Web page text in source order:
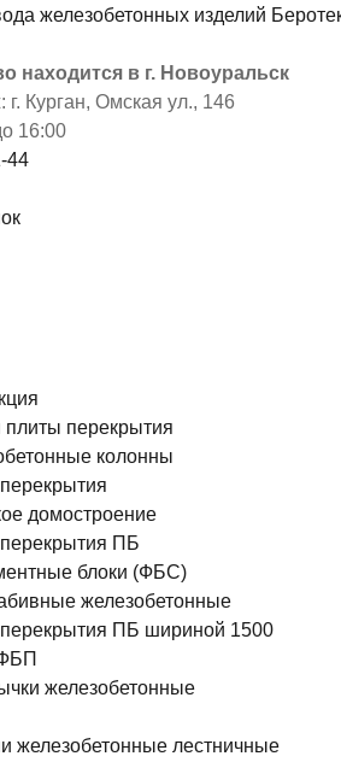
находится в г. Новоуральск
Курган, Омская ул., 146
16:00
44
плиты перекрытия
колонны
домостроение
ПБ
блоки (ФБС)
железобетонные
ПБ шириной 1500
железобетонные
железобетонные лестничные